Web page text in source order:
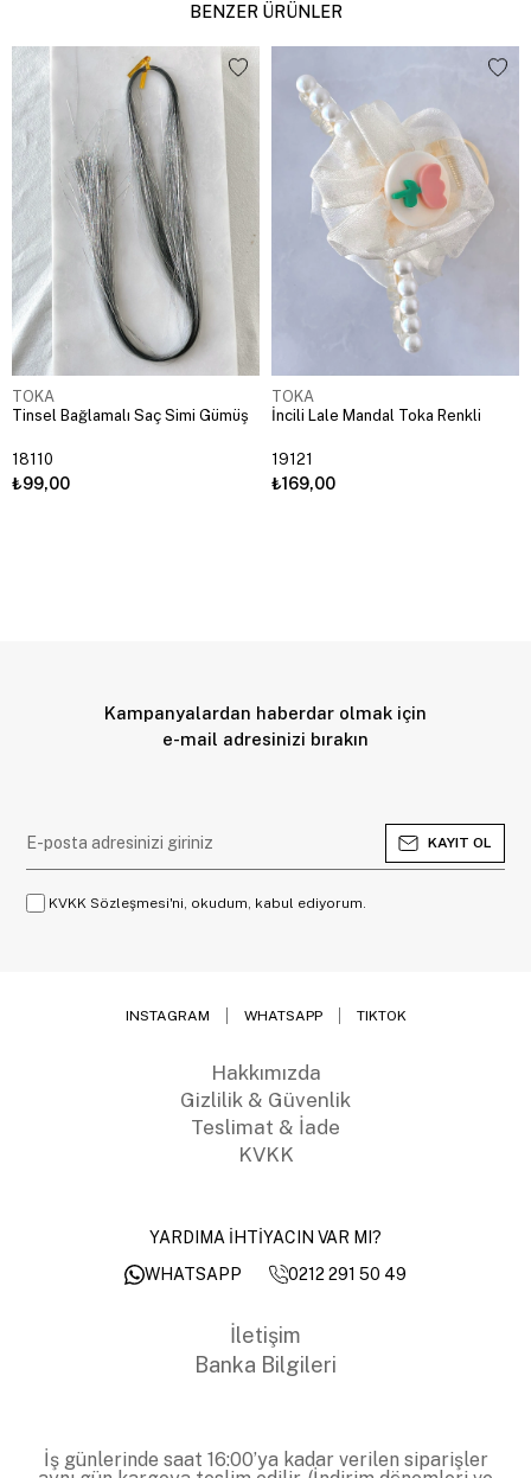
BENZER ÜRÜNLER
TOKA
Tinsel Bağlamalı Saç Simi Gümüş
18110
₺99,00
TOKA
İncili Lale Mandal Toka Renkli
19121
₺169,00
Kampanyalardan haberdar olmak için
e-mail adresinizi bırakın
KAYIT OL
KVKK Sözleşmesi'ni, okudum, kabul ediyorum.
INSTAGRAM WHATSAPP TIKTOK
Hakkımızda
Gizlilik & Güvenlik
Teslimat & İade
KVKK
YARDIMA İHTİYACIN VAR MI?
WHATSAPP
0212 291 50 49
İletişim
Banka Bilgileri
İş günlerinde saat 16:00’ya kadar verilen siparişler